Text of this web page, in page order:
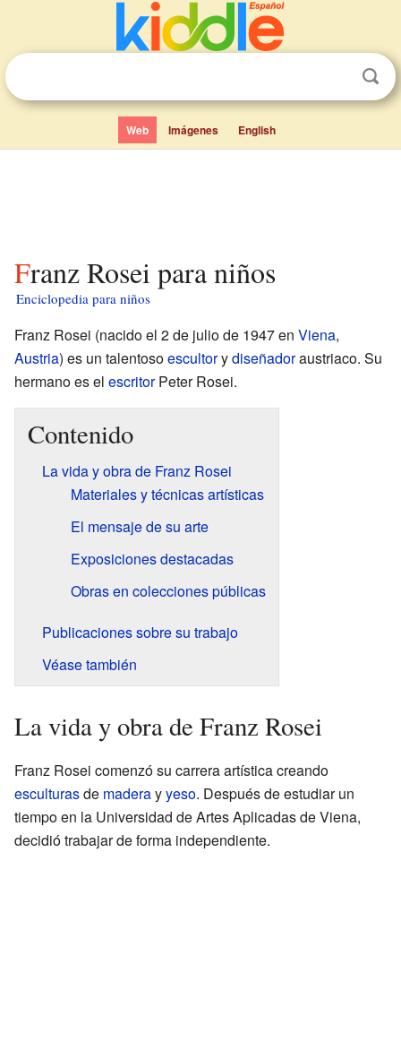
Web Imágenes English
Franz Rosei para niños
Enciclopedia para niños
Franz Rosei (nacido el 2 de julio de 1947 en Viena,
Austria) es un talentosoescultorydiseñadoraustriaco. Su
hermano es el escritorPeter Rosei.
Contenido
La vida y obra de Franz Rosei
Materiales y técnicas artísticas
El mensaje de su arte
Exposiciones destacadas
Obras en colecciones públicas
Publicaciones sobre su trabajo
Véase también
La vida y obra de Franz Rosei
Franz Rosei comenzó su carrera artística creando
esculturasde maderayyeso. Después de estudiar un
tiempo en la Universidad de Artes Aplicadas de Viena,
decidió trabajar de forma independiente.